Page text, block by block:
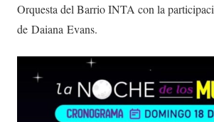
Orquesta del Barrio INTA con la
de Daiana Evans.